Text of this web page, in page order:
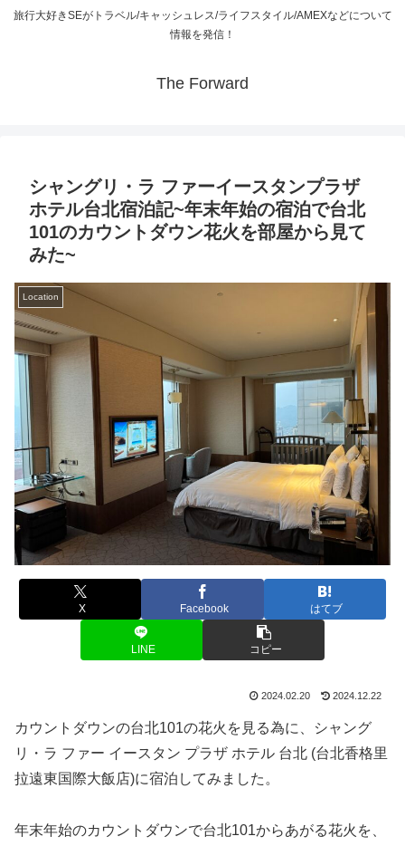
旅行大好きSEがトラベル/キャッシュレス/ライフスタイル/AMEXなどについて
情報を発信！
The Forward
シャングリ・ラ ファーイースタンプラザ
ホテル台北宿泊記~年末年始の宿泊で台北
101のカウントダウン花火を部屋から見て
みた~
Location
X Facebook はてブ
LINE コピー
2024.02.20 2024.12.22
カウントダウンの台北101の花火を見る為に、シャング
リ・ラ ファー イースタン プラザ ホテル 台北 (台北香格里
拉遠東国際大飯店)に宿泊してみました。
年末年始のカウントダウンで台北101からあがる花火を、